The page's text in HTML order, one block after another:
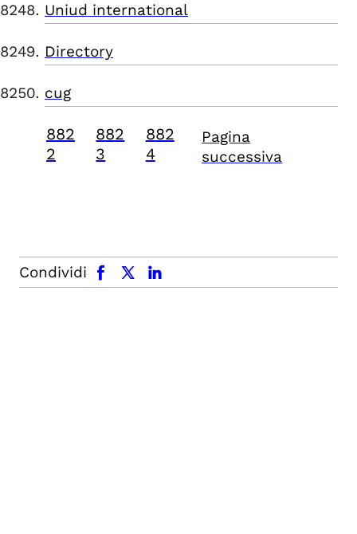
Uniud international
Directory
cug
882
2
882
3
882
4
Pagina
successiva
Condividi
facebook x.com linkedin